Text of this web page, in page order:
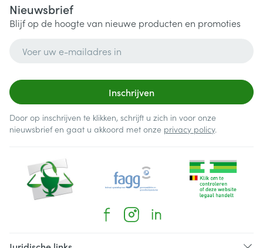
Nieuwsbrief
Blijf op de hoogte van nieuwe producten en promoties
Inschrijven
Door op inschrijven te klikken, schrijft u zich in voor onze
nieuwsbrief en gaat u akkoord met onze privacy policy.